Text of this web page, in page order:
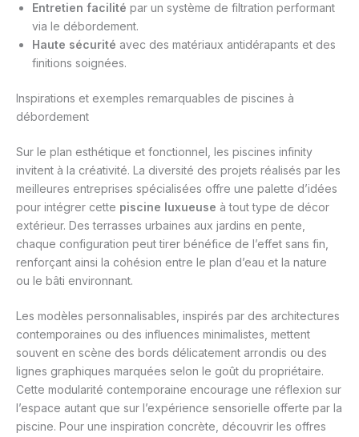
Entretien facilité par un système de filtration performant
via le débordement.
Haute sécurité avec des matériaux antidérapants et des
finitions soignées.
Inspirations et exemples remarquables de piscines à
débordement
Sur le plan esthétique et fonctionnel, les piscines infinity
invitent à la créativité. La diversité des projets réalisés par les
meilleures entreprises spécialisées offre une palette d’idées
pour intégrer cette piscine luxueuse à tout type de décor
extérieur. Des terrasses urbaines aux jardins en pente,
chaque configuration peut tirer bénéfice de l’effet sans fin,
renforçant ainsi la cohésion entre le plan d’eau et la nature
ou le bâti environnant.
Les modèles personnalisables, inspirés par des architectures
contemporaines ou des influences minimalistes, mettent
souvent en scène des bords délicatement arrondis ou des
lignes graphiques marquées selon le goût du propriétaire.
Cette modularité contemporaine encourage une réflexion sur
l’espace autant que sur l’expérience sensorielle offerte par la
piscine. Pour une inspiration concrète, découvrir les offres